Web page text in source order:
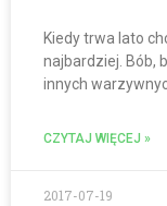
Kiedy trwa lato
najbardziej. Bób,
innych
CZYTAJ WIĘCEJ »
2017-07-19